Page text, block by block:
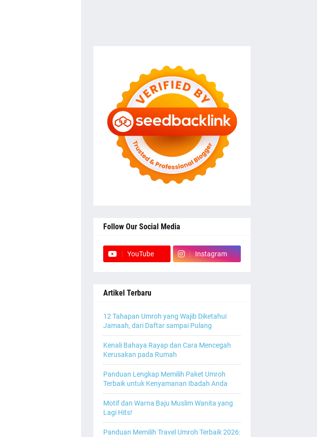
Follow Our Social Media
YouTube Instagram
Artikel Terbaru
12 Tahapan Umroh yang Wajib Diketahui
Jamaah, dari Daftar sampai Pulang
Kenali Bahaya Rayap dan Cara Mencegah
Kerusakan pada Rumah
Panduan Lengkap Memilih Paket Umroh
Terbaik untuk Kenyamanan Ibadah Anda
Motif dan Warna Baju Muslim Wanita yang
Lagi Hits!
Panduan Memilih Travel Umroh Terbaik 2026: